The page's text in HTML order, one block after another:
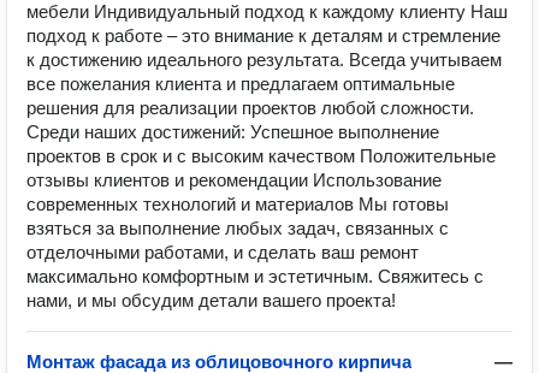
мебели Индивидуальный подход к каждому клиенту Наш
подход к работе – это внимание к деталям и стремление
к достижению идеального результата. Всегда учитываем
все пожелания клиента и предлагаем оптимальные
решения для реализации проектов любой сложности.
Среди наших достижений: Успешное выполнение
проектов в срок и с высоким качеством Положительные
отзывы клиентов и рекомендации Использование
современных технологий и материалов Мы готовы
взяться за выполнение любых задач, связанных с
отделочными работами, и сделать ваш ремонт
максимально комфортным и эстетичным. Свяжитесь с
нами, и мы обсудим детали вашего проекта!
Монтаж фасада из облицовочного кирпича —